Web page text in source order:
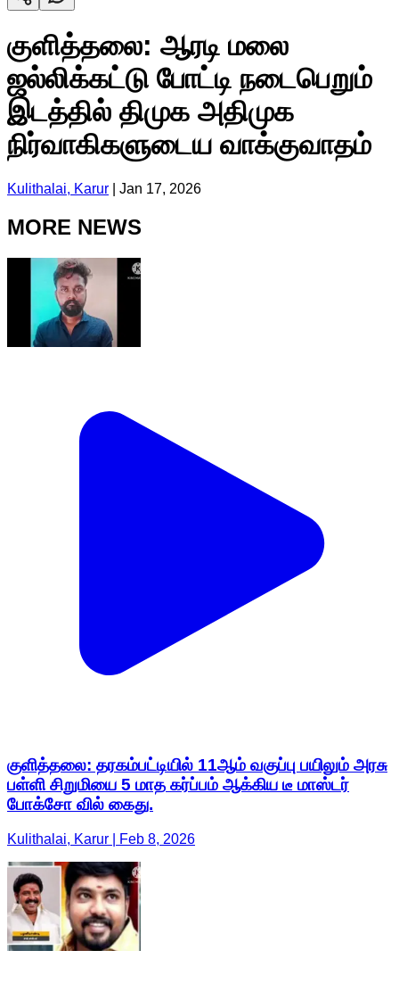
குளித்தலை: ஆரடி மலை
ஜல்லிக்கட்டு போட்டி நடைபெறும்
இடத்தில் திமுக அதிமுக
நிர்வாகிகளுடைய வாக்குவாதம்
Kulithalai, Karur Jan 17, 2026
MORE NEWS
குளித்தலை: தரகம்பட்டியில் 11ஆம் வகுப்பு பயிலும் அரசு
பள்ளி சிறுமியை 5 மாத கர்ப்பம் ஆக்கிய டீ மாஸ்டர்
போக்சோ வில் கைது.
Kulithalai, Karur | Feb 8, 2026